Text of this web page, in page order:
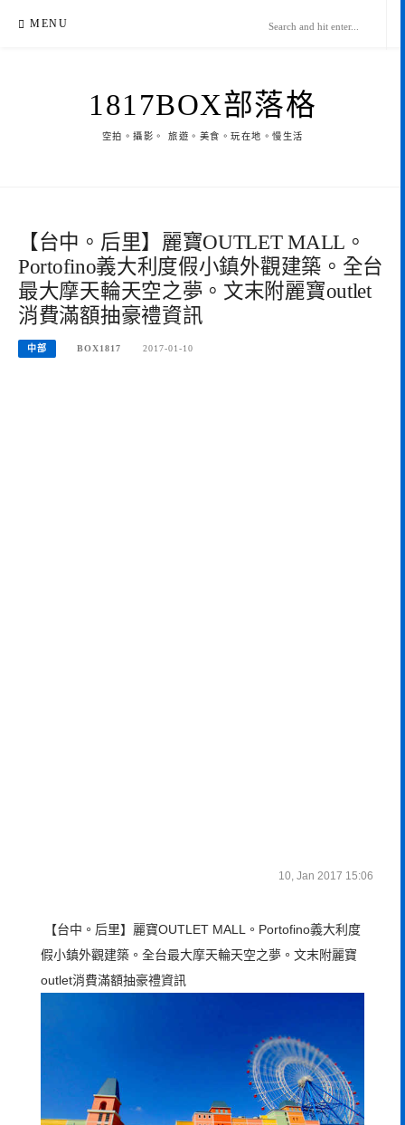
MENU
1817BOX部落格
空拍。攝影。 旅遊。美食。玩在地。慢生活
【台中。后里】麗寶OUTLET MALL。
Portofino義大利度假小鎮外觀建築。全台
最大摩天輪天空之夢。文末附麗寶outlet
消費滿額抽豪禮資訊
中部 BOX1817 2017-01-10
10, Jan 2017 15:06
【台中。后里】麗寶OUTLET MALL。Portofino義大利度
假小鎮外觀建築。全台最大摩天輪天空之夢。文末附麗寶
outlet消費滿額抽豪禮資訊